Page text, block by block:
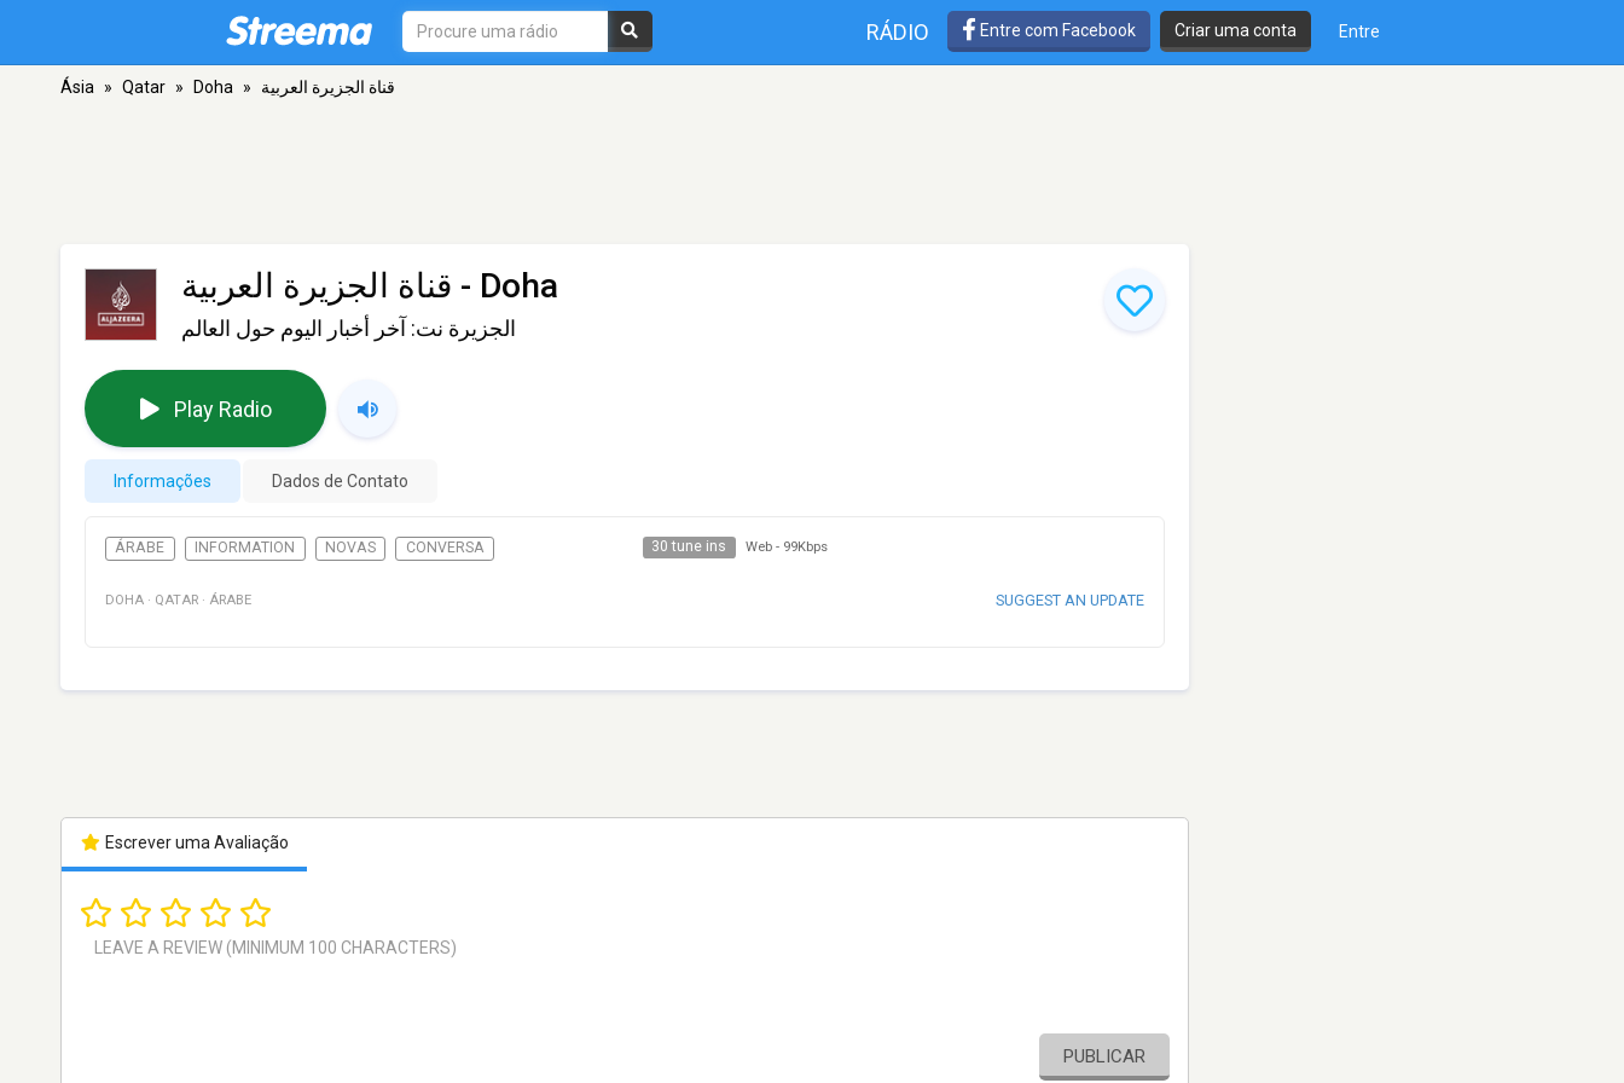
RÁDIO Entre com Facebook Criar uma conta Entre
Ásia » Qatar » Doha » قناة اﻟﺠﺰﻳﺮﺓ اﻟﻌﺮﺑﻴﺔ
قناة اﻟﺠﺰﻳﺮﺓ اﻟﻌﺮﺑﻴﺔ - Doha
الجزيرة نت: آخر أخبار اليوم حول العالم
Play Radio
Informações Dados de Contato
ÁRABE INFORMATION NOVAS CONVERSA 30 tune ins Web - 99Kbps
DOHA · QATAR · ÁRABE SUGGEST AN UPDATE
Escrever uma Avaliação
PUBLICAR